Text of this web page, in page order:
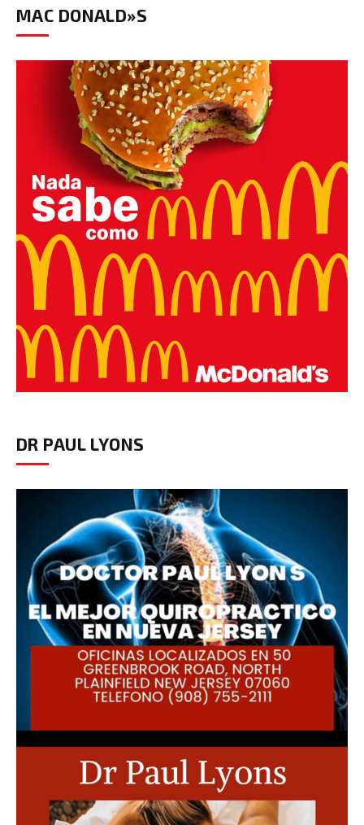
MAC DONALD»S
DR PAUL LYONS